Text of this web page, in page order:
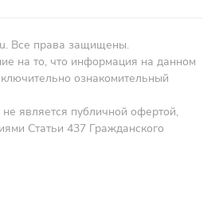
Все права защищены.
на то, что информация на данном
ознакомительный
является публичной офертой,
Статьи 437 Гражданского